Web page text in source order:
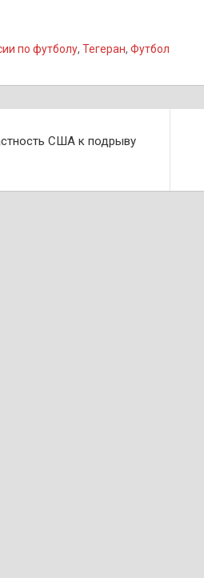
по футболу, Тегеран, Футбол
США к подрыву